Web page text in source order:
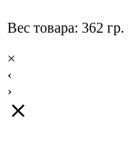
Вес товара: 362 гр.
×
‹
›
close